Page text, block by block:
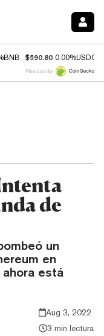
BNB $590.80 0.00%USDC
Price data by
de
un
en
está
Aug 3, 2022
3 min lectura